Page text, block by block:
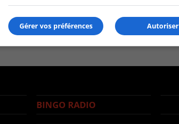
BINGO RADIO
Autoriser
Gérer vos préférences